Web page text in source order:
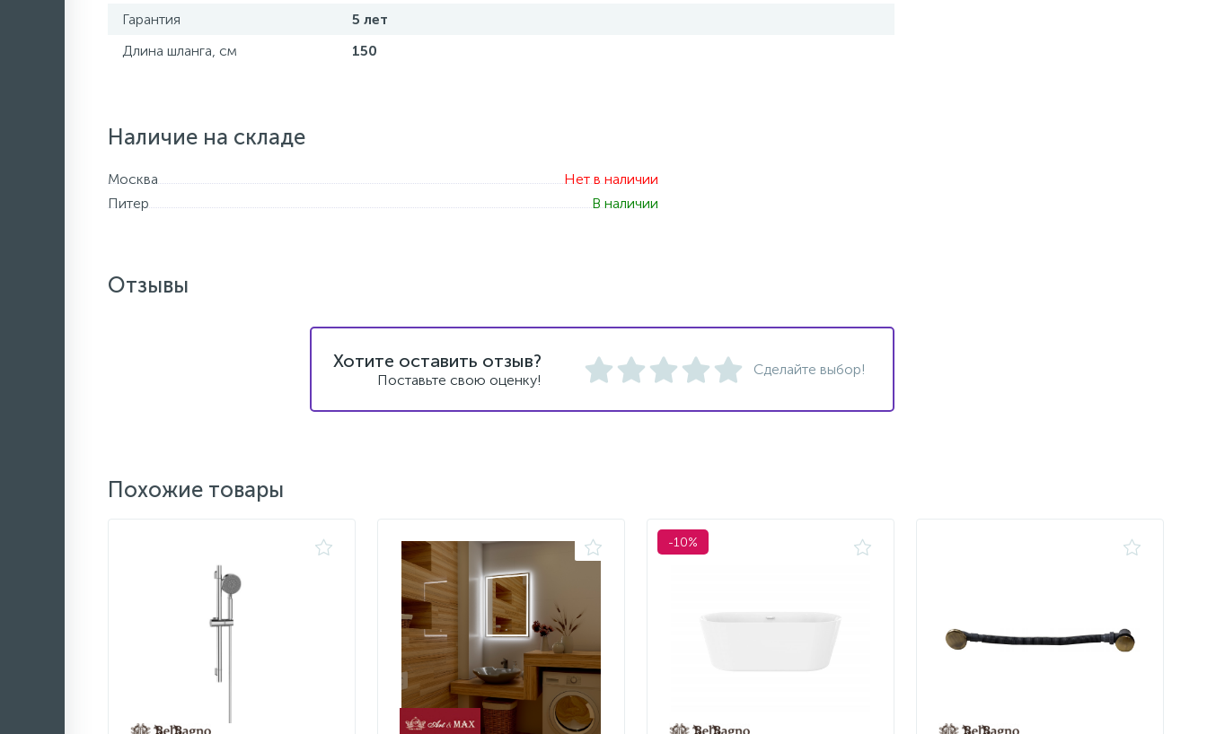
Гарантия
5 лет
Длина шланга, см
150
Наличие на складе
Москва
Нет в наличии
Питер
В наличии
Отзывы
Хотите оставить отзыв?
Поставьте свою оценку!
Сделайте выбор!
Похожие товары
-10%